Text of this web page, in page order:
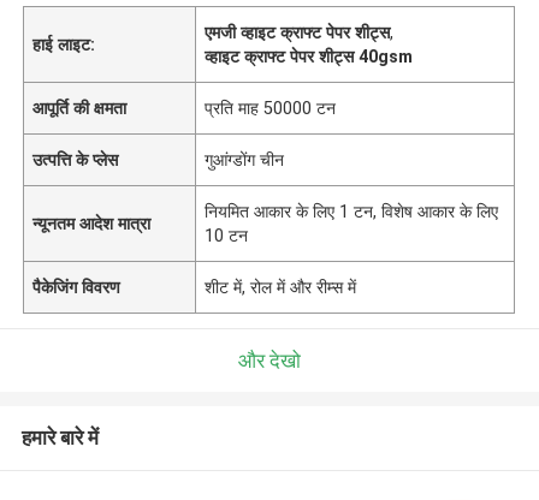
हाई लाइट:
एमजी व्हाइट क्राफ्ट पेपर शीट्स,
व्हाइट क्राफ्ट पेपर शीट्स 40gsm
आपूर्ति की क्षमता प्रति माह 50000 टन
उत्पत्ति के प्लेस गुआंग्डोंग चीन
न्यूनतम आदेश मात्रा
नियमित आकार के लिए 1 टन, विशेष आकार के लिए
10 टन
पैकेजिंग विवरण शीट में, रोल में और रीम्स में
और देखो
हमारे बारे में